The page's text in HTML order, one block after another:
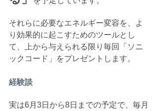
それらに必要なエネルギー変容を、よ
り効果的に起こすためのツールとし
て、上から与えられる限り毎回「ソニ
ックコード」をプレゼントします。
経験談
実は6月3日から8日までの予定で、毎月